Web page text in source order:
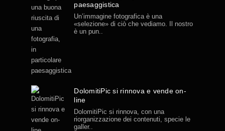
paesaggistica
Un’immagine fotografica è una
«selezione» di ciò che vediamo. Il nostro
è un pun..
DolomitiPic si rinnova e vende on-
line
DolomitiPic si rinnova, con una
riorganizzazione dei contenuti, specie le
galler..